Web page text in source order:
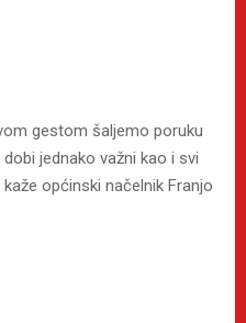
gestom šaljemo poruku
jednako važni kao i svi
općinski načelnik Franjo